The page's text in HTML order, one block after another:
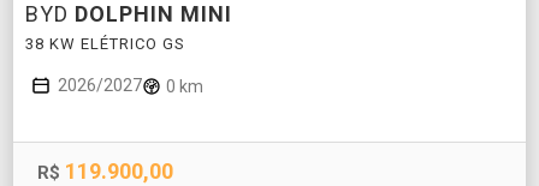
BYD DOLPHIN MINI
38 KW ELÉTRICO GS
2026/2027 0 km
R$ 119.900,00